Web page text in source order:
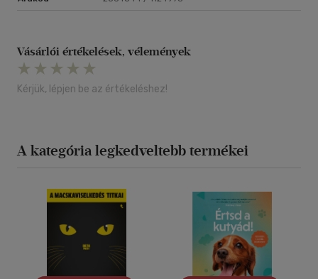
Vásárlói értékelések, vélemények
Kérjük, lépjen be az értékeléshez!
A kategória legkedveltebb termékei